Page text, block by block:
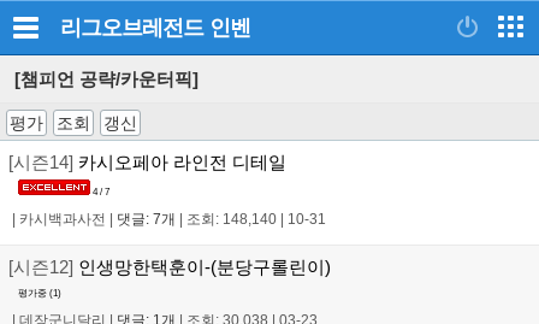
리그오브레전드 인벤
[챔피언 공략/카운터픽]
평가 조회 갱신
[시즌14] 카시오페아 라인전 디테일
4 / 7
카시백과사전 댓글: 7개 조회: 148,140 10-31
[시즌12] 인생망한택훈이-(분당구롤린이)
평가중 (1)
| 데장군니달리 | 댓글: 1개 | 조회: 30,038 | 03-23